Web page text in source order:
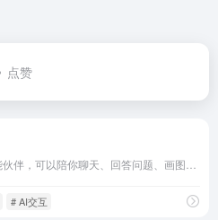
点赞
# AI交互